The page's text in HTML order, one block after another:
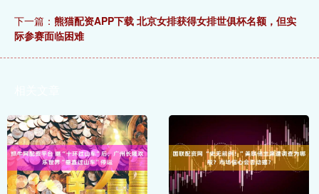
下一篇： 熊猫配资APP下载 北京女排获得女排世俱杯名额，但实
际参赛面临困难